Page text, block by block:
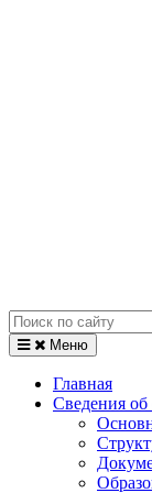
Искать:
Меню
Главная
Сведения об